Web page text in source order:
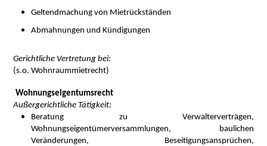
Geltendmachung von Mietrückständen
Abmahnungen und Kündigungen
Gerichtliche Vertretung bei:
(s.o. Wohnraummietrecht)
Wohnungseigentumsrecht
Außergerichtliche Tätigkeit:
Beratung zu Verwalterverträgen,
Wohnungseigentümerversammlungen, baulichen
Veränderungen, Beseitigungsansprüchen,